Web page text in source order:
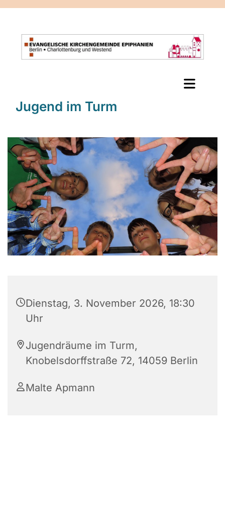
Jugend im Turm
Dienstag, 3. November 2026, 18:30
Uhr
Jugendräume im Turm,
Knobelsdorffstraße 72, 14059 Berlin
Malte Apmann